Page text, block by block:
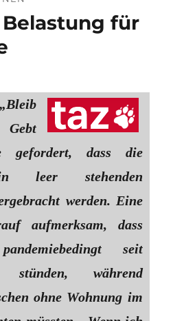
für
gefordert, dass die
in leer stehenden
werden. Eine
aufmerksam, dass
seit
während
ohne Wohnung im